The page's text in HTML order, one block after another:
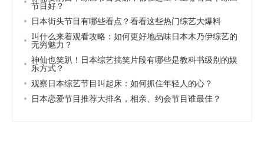
节目好？
日本街头节目有哪些看点？看看这些热门综艺大爆料
叫什么来着观看攻略：如何更好地品味日本木乃伊综艺的
无穷魅力？
神仙也笑趴！日本综艺搞笑片段有哪些是教科书级别的娱
乐方式？
观察日本综艺节目叫起床：如何抓住年轻人的心？
日本恋爱节目推荐大排名，相亲、约会节目谁最佳？